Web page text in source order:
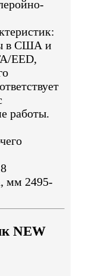
в США и
EED,
работы.
мм 2495-
NEW